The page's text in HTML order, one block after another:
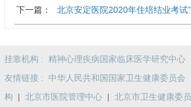
下一篇： 北京安定医院2020年住培结业考试
挂靠机构 : 精神心理疾病国家临床医学研究中心
友情链接 : 中华人民共和国国家卫生健康委员会
构
| 北京市医院管理中心 | 北京市卫生健康委